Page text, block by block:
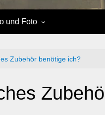
und Foto
Zubehör benötige ich?